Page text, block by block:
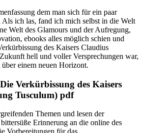
dem man sich für ein paar
Als ich las, fand ich mich selbst in die Welt
Welt des Glamours und der Aufregung,
ebooks alles möglich schien und
des Kaisers Claudius
hell und voller Versprechungen war,
einem neuen Horizont.
Verkürbissung des Kaisers
Tusculum) pdf
Themen und lesen der
Erinnerung an die online des